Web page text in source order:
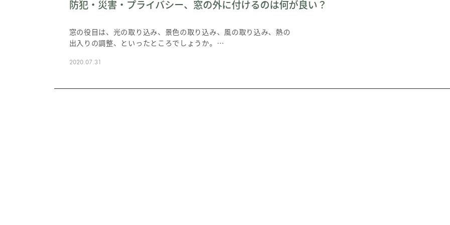
防犯・災害・プライバシー、窓の外に付けるのは何が良い？
窓の役目は、光の取り込み、景色の取り込み、風の取り込み、熱の
出入りの調整、といったところでしょうか。…
2020.07.31